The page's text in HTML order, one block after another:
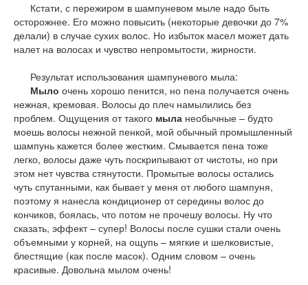
Кстати, с пережиром в шампуневом мыле надо быть
осторожнее. Его можно повысить (некоторые девочки до 7%
делали) в случае сухих волос. Но избыток масел может дать
налет на волосах и чувство непромытости, жирности.
Результат использования шампуневого мыла:
Мыло очень хорошо пенится, но пена получается очень
нежная, кремовая. Волосы до плеч намылились без
проблем. Ощущения от такого мыла необычные – будто
моешь волосы нежной пенкой, мой обычный промышленный
шампунь кажется более жестким. Смывается пена тоже
легко, волосы даже чуть поскрипывают от чистоты, но при
этом нет чувства стянутости. Промытые волосы остались
чуть спутанными, как бывает у меня от любого шампуня,
поэтому я нанесла кондиционер от середины волос до
кончиков, боялась, что потом не прочешу волосы. Ну что
сказать, эффект – супер! Волосы после сушки стали очень
объемными у корней, на ощупь – мягкие и шелковистые,
блестящие (как после масок). Одним словом – очень
красивые. Довольна мылом очень!